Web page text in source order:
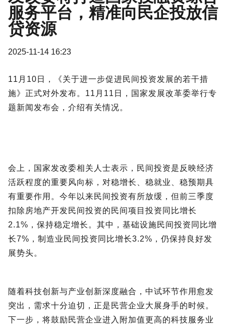
服务平台，精准向民企投放信
贷资源
2025-11-14 16:23
11月10日，《关于进一步促进民间投资发展的若干措
施》正式对外发布。11月11日，国家发展改革委举行专
题新闻发布会，介绍有关情况。
会上，国家发改委相关人士表示，民间投资是反映经济
活跃程度的重要风向标，对稳增长、稳就业、稳预期具
有重要作用。今年以来民间投资有所放缓，但前三季度
扣除房地产开发民间投资的民间项目投资同比增长
2.1%，保持稳定增长。其中，基础设施民间投资同比增
长7%，制造业民间投资同比增长3.2%，仍保持良好发
展势头。
随着科技创新与产业创新深度融合，中试环节作用愈发
突出，需求十分迫切，正是民营企业大展身手的时候。
下一步，将鼓励民营企业进入附加值更高的科技服务业